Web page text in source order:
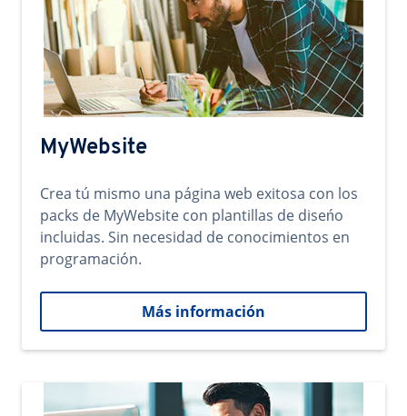
MyWebsite
Crea tú mismo una página web exitosa con los
packs de MyWebsite con plantillas de diseńo
incluidas. Sin necesidad de conocimientos en
programación.
Más información